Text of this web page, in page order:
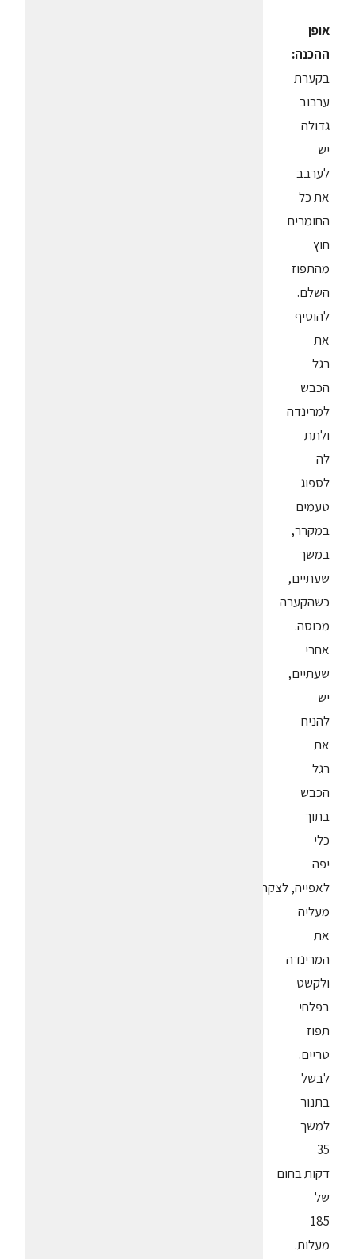
אופן
ההכנה:
בקערת
ערבוב
גדולה
יש
לערבב
את כל
החומרים
חוץ
מהתפוז
השלם.
להוסיף
את
רגל
הכבש
למרינדה
ולתת
לה
לספוג
טעמים
במקרר,
במשך
שעתיים,
כשהקערה
מכוסה.
אחרי
שעתיים,
יש
להניח
את
רגל
הכבש
בתוך
כלי
יפה
לאפייה, לצקת
מעליה
את
המרינדה
ולקשט
בפלחי
תפוז
טריים.
לבשל
בתנור
למשך
35
דקות בחום
של
185
מעלות.